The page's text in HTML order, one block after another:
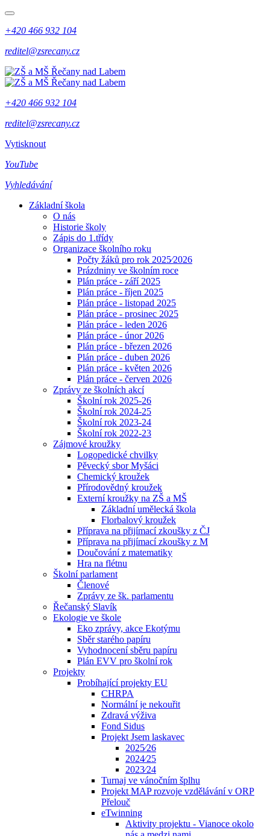
+420 466 932 104
reditel@zsrecany.cz
+420 466 932 104
reditel@zsrecany.cz
Vytisknout
YouTube
Vyhledávání
Základní škola
O nás
Historie školy
Zápis do 1.třídy
Organizace školního roku
Počty žáků pro rok 2025⁄2026
Prázdniny ve školním roce
Plán práce - září 2025
Plán práce - říjen 2025
Plán práce - listopad 2025
Plán práce - prosinec 2025
Plán práce - leden 2026
Plán práce - únor 2026
Plán práce - březen 2026
Plán práce - duben 2026
Plán práce - květen 2026
Plán práce - červen 2026
Zprávy ze školních akcí
Školní rok 2025-26
Školní rok 2024-25
Školní rok 2023-24
Školní rok 2022-23
Zájmové kroužky
Logopedické chvilky
Pěvecký sbor Myšáci
Chemický kroužek
Přírodovědný kroužek
Externí kroužky na ZŠ a MŠ
Základní umělecká škola
Florbalový kroužek
Příprava na přijímací zkoušky z ČJ
Příprava na přijímací zkoušky z M
Doučování z matematiky
Hra na flétnu
Školní parlament
Členové
Zprávy ze šk. parlamentu
Řečanský Slavík
Ekologie ve škole
Eko zprávy, akce Ekotýmu
Sběr starého papíru
Vyhodnocení sběru papíru
Plán EVV pro školní rok
Projekty
Probíhající projekty EU
CHRPA
Normální je nekouřit
Zdravá výživa
Fond Sidus
Projekt Jsem laskavec
2025⁄26
2024⁄25
2023⁄24
Turnaj ve vánočním šplhu
Projekt MAP rozvoje vzdělávání v ORP
Přelouč
eTwinning
Aktivity projektu - Vianoce okolo